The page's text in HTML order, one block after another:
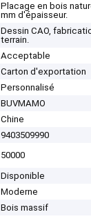
Placage en bois
mm d'épaisseur.
Dessin CAO,
terrain.
Acceptable
Carton d'exportation
Personnalisé
BUVMAMO
Chine
9403509990
50000
Disponible
Moderne
Bois massif